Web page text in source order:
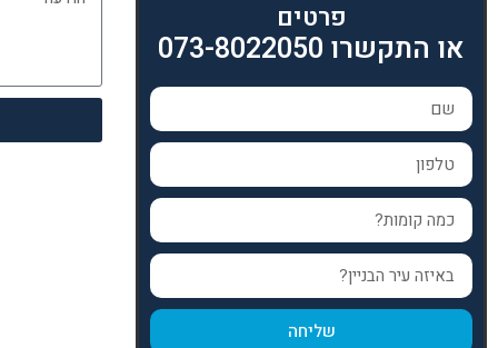
פרטים
או התקשרו 073-8022050
שליחה